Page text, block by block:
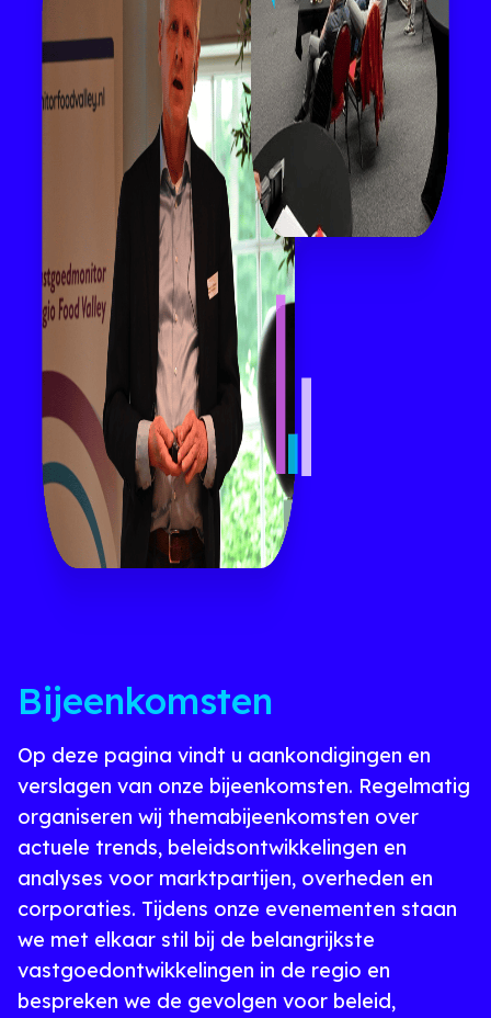
Bijeenkomsten
Op deze pagina vindt u aankondigingen en
verslagen van onze bijeenkomsten. Regelmatig
organiseren wij themabijeenkomsten over
actuele trends, beleidsontwikkelingen en
analyses voor marktpartijen, overheden en
corporaties. Tijdens onze evenementen staan
we met elkaar stil bij de belangrijkste
vastgoedontwikkelingen in de regio en
bespreken we de gevolgen voor beleid,